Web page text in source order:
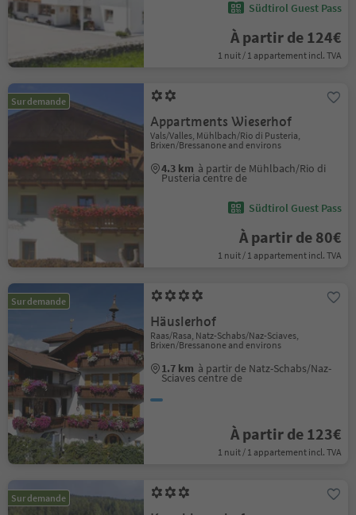
Südtirol Guest Pass
À partir de 124€
1 nuit / 1 appartement incl. TVA
Sur demande
Appartments Wieserhof
Vals/Valles, Mühlbach/Rio di Pusteria,
Brixen/Bressanone and environs
4.3 km à partir de Mühlbach/Rio di
Pusteria centre de
Südtirol Guest Pass
À partir de 80€
1 nuit / 1 appartement incl. TVA
Sur demande
Häuslerhof
Raas/Rasa, Natz-Schabs/Naz-Sciaves,
Brixen/Bressanone and environs
1.7 km à partir de Natz-Schabs/Naz-
Sciaves centre de
À partir de 123€
1 nuit / 1 appartement incl. TVA
Sur demande